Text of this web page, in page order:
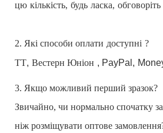
цю кількість, будь ласка,
2. Які способи оплати доступні ?
TT, Вестерн Юніон , PayPal,
3. Якщо можливий перший зразок?
Звичайно, чи нормально спочатку
ніж розміщувати оптове